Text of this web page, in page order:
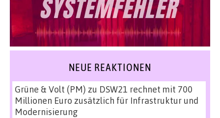
NEUE REAKTIONEN
Grüne & Volt (PM) zu DSW21 rechnet mit 700
Millionen Euro zusätzlich für Infrastruktur und
Modernisierung